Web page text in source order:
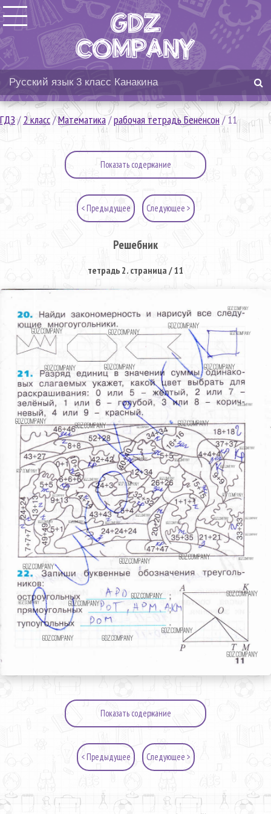
ГДЗ/2 класс/Математика/рабочая тетрадь Бененсон /11
Показать содержание
< Предыдущее Следующее >
Решебник
тетрадь 2. страница / 11
Показать содержание
< Предыдущее Следующее >